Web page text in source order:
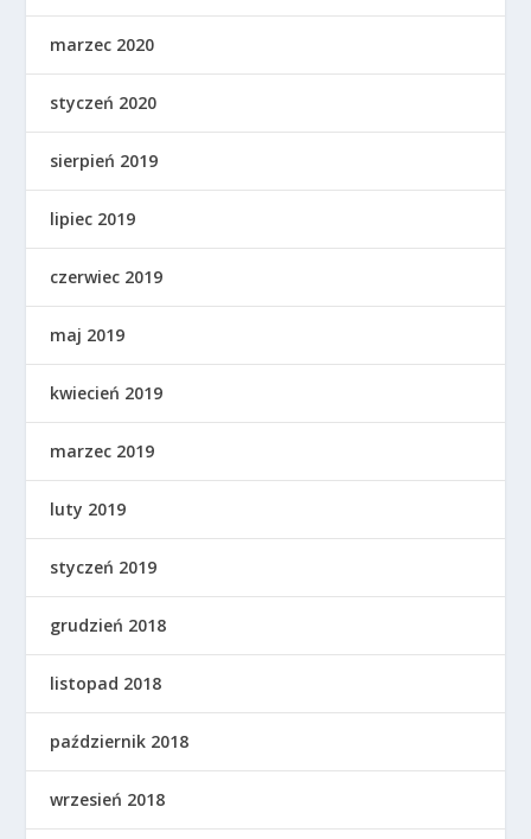
marzec 2020
styczeń 2020
sierpień 2019
lipiec 2019
czerwiec 2019
maj 2019
kwiecień 2019
marzec 2019
luty 2019
styczeń 2019
grudzień 2018
listopad 2018
październik 2018
wrzesień 2018